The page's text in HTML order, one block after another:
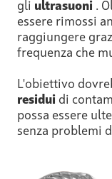
gli ultrasuoni .
essere rimossi
raggiungere
frequenza che
L'obiettivo
residui di
possa essere
senza problemi